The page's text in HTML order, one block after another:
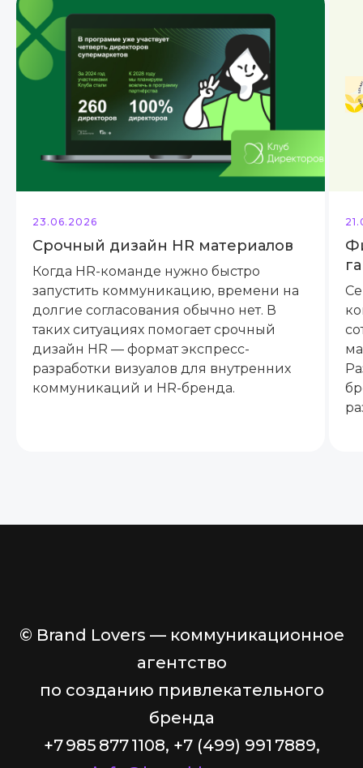
23.06.2026
Срочный дизайн HR материалов
Когда HR-команде нужно быстро
запустить коммуникацию, времени на
долгие согласования обычно нет. В
таких ситуациях помогает срочный
дизайн HR — формат экспресс-
разработки визуалов для внутренних
коммуникаций и HR-бренда.
© Brand Lovers — коммуникационное
агентство
по созданию привлекательного
бренда
+7 985 877 1108, +7 (499) 991 7889,